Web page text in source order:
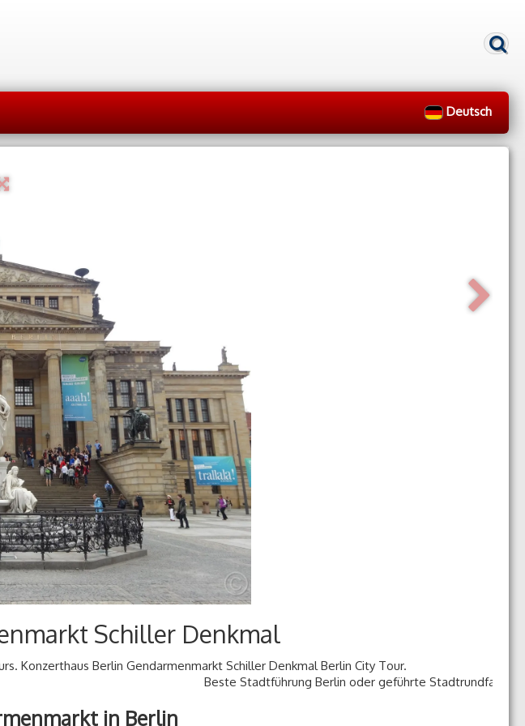
Deutsch
Schiller Denkmal
Konzerthaus Berlin Gendarmenmarkt Schiller Denkmal Berlin City Tour.
Beste Stadtführung Berlin
in Berlin